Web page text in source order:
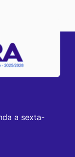
a sexta-